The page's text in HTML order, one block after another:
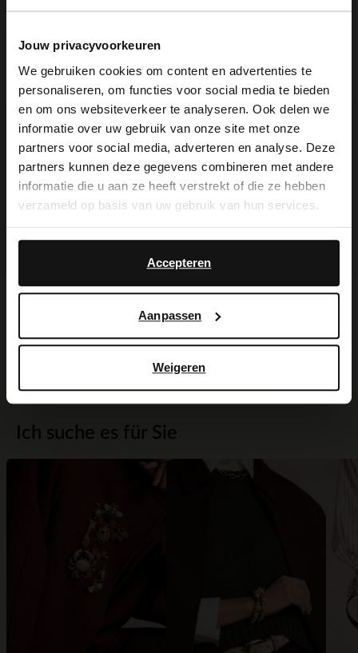
Jouw privacyvoorkeuren
We gebruiken cookies om content en advertenties te
personaliseren, om functies voor social media te bieden
en om ons websiteverkeer te analyseren. Ook delen we
informatie over uw gebruik van onze site met onze
partners voor social media, adverteren en analyse. Deze
partners kunnen deze gegevens combineren met andere
informatie die u aan ze heeft verstrekt of die ze hebben
verzameld op basis van uw gebruik van hun services.
Accepteren
Aanpassen
Weigeren
Ich suche es für Sie
Produktbeschreibung
Dunkelbraune Sandaletten aus Lackleder
der Marke Manfield. Die Sandaletten
haben einen 6 cm hohen Blockabsatz. Als
Schuhpflege empfehlen wir das Carbon
Lieferung & Rücksendung
×
View this website in English?
It looks like your language isn't Dutch. Would
you like to switch to English?
English